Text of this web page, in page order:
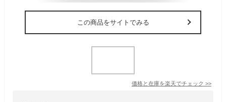
この商品をサイトでみる
価格と在庫を楽天でチェック >>